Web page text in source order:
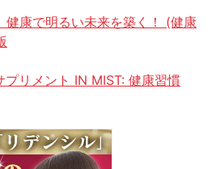
健康で明るい未来を築く！ (健康
プリメント IN MIST: 健康習慣